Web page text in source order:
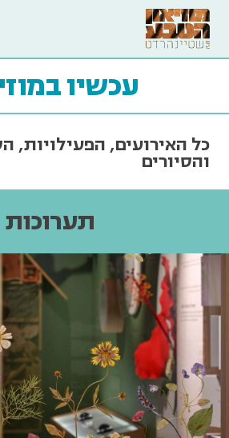
עכשיו
כל האירועים, הפעילויות,
והסיורים
תערוכות